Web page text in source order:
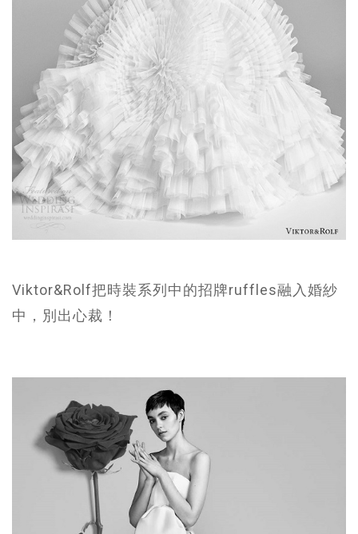
Viktor&Rolf把時裝系列中的招牌ruffles融入婚紗
中，別出心裁！